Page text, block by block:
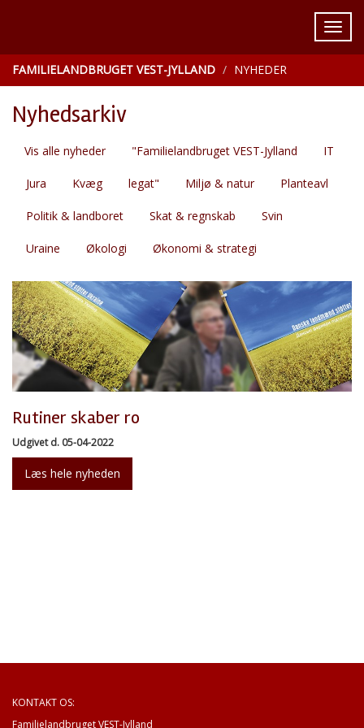
FAMILIELANDBRUGET VEST-JYLLAND NYHEDER
Nyhedsarkiv
Vis alle nyheder "Familielandbruget VEST-Jylland IT
Jura Kvæg legat" Miljø & natur Planteavl
Politik & landboret Skat & regnskab Svin
Uraine Økologi Økonomi & strategi
Rutiner skaber ro
Udgivet d. 05-04-2022
Læs hele nyheden
KONTAKT OS:
Familielandbruget VEST-Jylland